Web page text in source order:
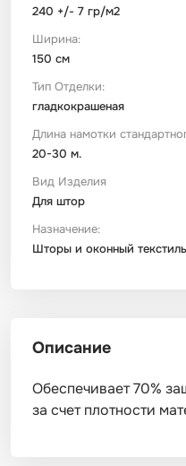
240 +/- 7 гр/м2
Ширина:
150 см
Тип Отделки:
гладкокрашеная
Длина намотки
20-30 м.
Вид Изделия
Для штор
Назначение:
Шторы и оконный текстиль
Описание
Обеспечивает 70%
за счет плотности